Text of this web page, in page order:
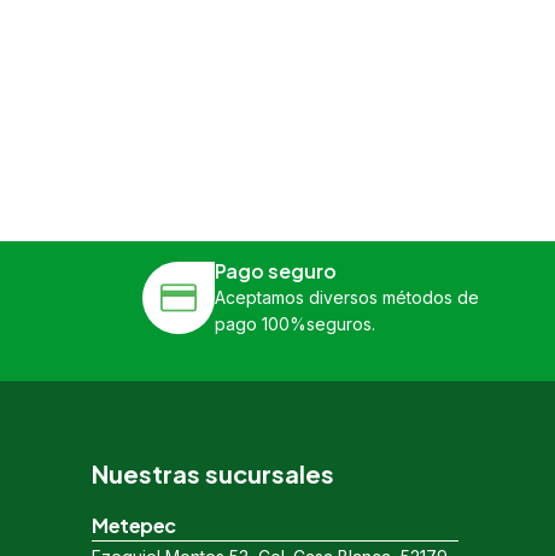
Pago seguro
Aceptamos diversos métodos de
pago 100%seguros.
Nuestras sucursales
Metepec